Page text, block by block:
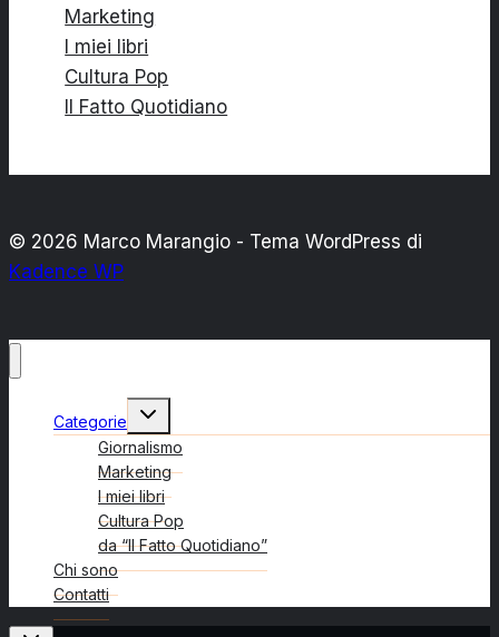
Marketing
I miei libri
Cultura Pop
Il Fatto Quotidiano
© 2026 Marco Marangio - Tema WordPress di
Kadence WP
Categorie
Alterna
figlio
Giornalismo
Marketing
I miei libri
Cultura Pop
da “Il Fatto Quotidiano”
Chi sono
Contatti